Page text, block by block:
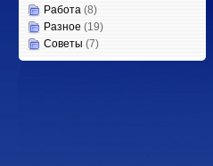
Работа (8)
Разное (19)
Советы (7)